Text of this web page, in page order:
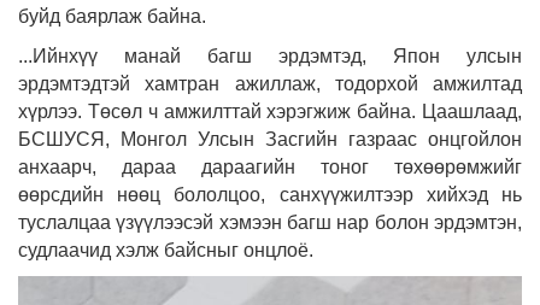
буйд баярлаж байна.
...Ийнхүү манай багш эрдэмтэд, Япон улсын
эрдэмтэдтэй хамтран ажиллаж, тодорхой амжилтад
хүрлээ. Төсөл ч амжилттай хэрэгжиж байна. Цаашлаад,
БСШУСЯ, Монгол Улсын Засгийн газраас онцгойлон
анхаарч, дараа дараагийн тоног төхөөрөмжийг
өөрсдийн нөөц бололцоо, санхүүжилтээр хийхэд нь
туслалцаа үзүүлээсэй хэмээн багш нар болон эрдэмтэн,
судлаачид хэлж байсныг онцлоё.